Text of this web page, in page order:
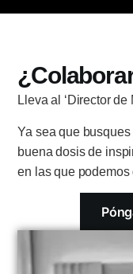
Lleva al ‘Director de
Ya sea que
buena dosis de
en las que podemos
El libro